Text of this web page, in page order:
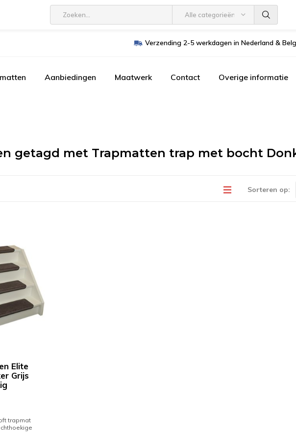
Alle categorieën
Verzending 2-5 werkdagen in Nederland &
Aanbiedingen Maatwerk Contact Overige informatie
getagd met Trapmatten trap met bocht
Sorteren op:
Elite
Grijs
trapmat